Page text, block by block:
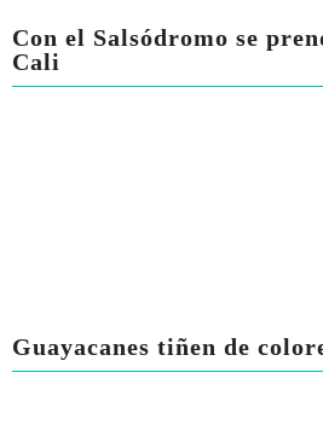
Con el Salsódromo se
Cali
Guayacanes tiñen de